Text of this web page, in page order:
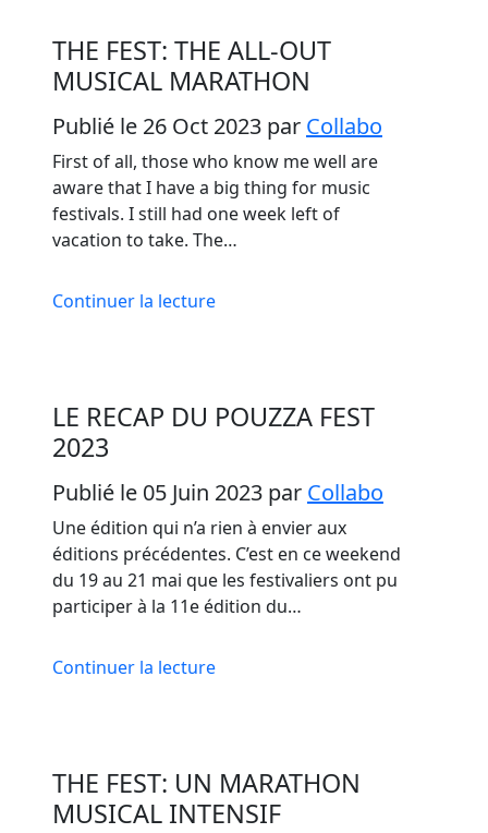
THE FEST: THE ALL-OUT
MUSICAL MARATHON
Publié le 26 Oct 2023 par Collabo
First of all, those who know me well are
aware that I have a big thing for music
festivals. I still had one week left of
vacation to take. The…
Continuer la lecture
LE RECAP DU POUZZA FEST
2023
Publié le 05 Juin 2023 par Collabo
Une édition qui n’a rien à envier aux
éditions précédentes. C’est en ce weekend
du 19 au 21 mai que les festivaliers ont pu
participer à la 11e édition du…
Continuer la lecture
THE FEST: UN MARATHON
MUSICAL INTENSIF